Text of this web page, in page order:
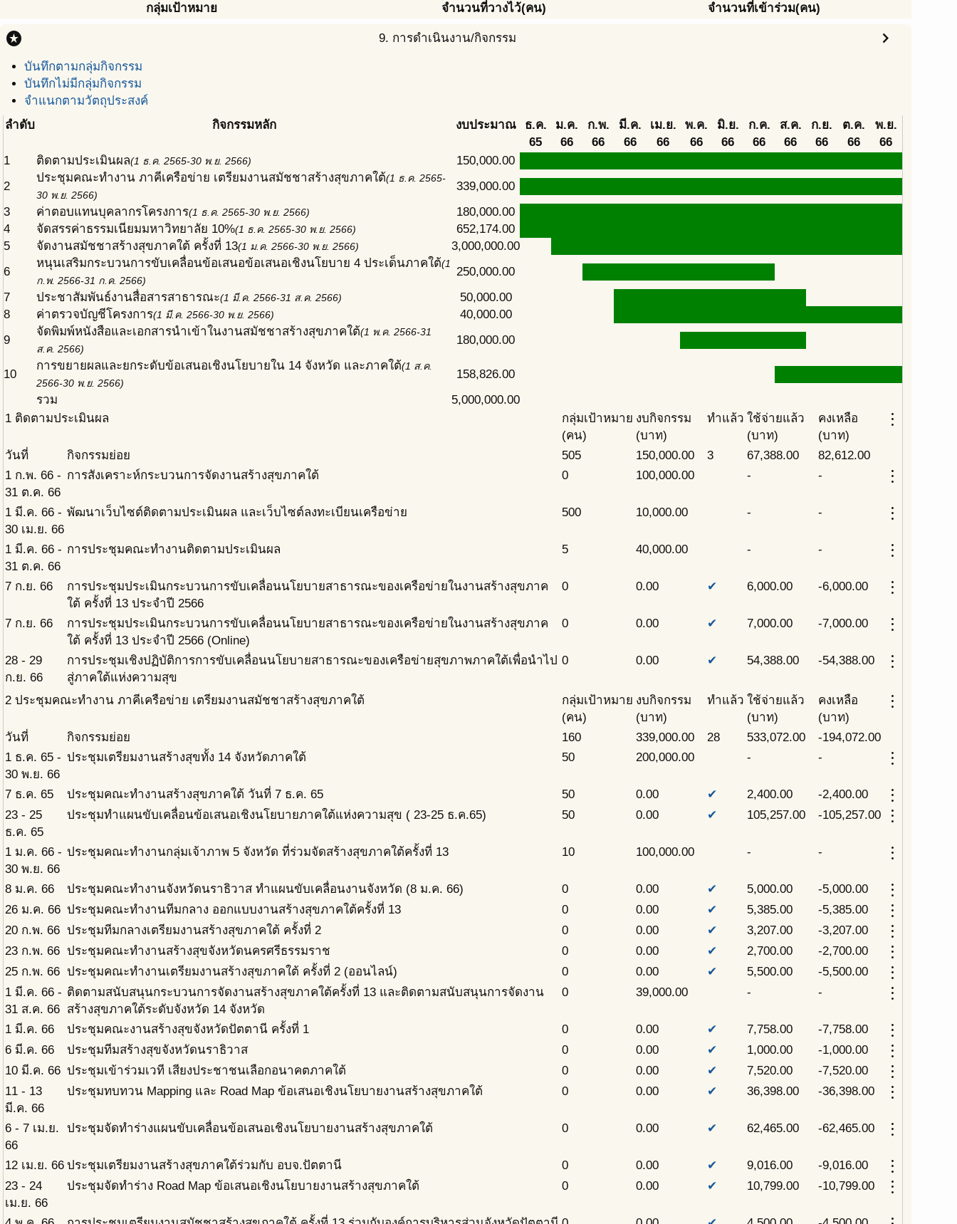
กลุ่มเป้าหมาย
จำนวนที่วางไว้(คน) จำนวนที่เข้าร่วม(คน)
stars 9. การดำเนินงาน/กิจกรรม chevron_right
บันทึกตามกลุ่มกิจกรรม
บันทึกไม่มีกลุ่มกิจกรรม
จำแนกตามวัตถุประสงค์
ลำดับ
กิจกรรมหลัก งบประมาณ
ธ.ค.
65
ม.ค.
66
ก.พ.
66
มี.ค.
66
เม.ย.
66
พ.ค.
66
มิ.ย.
66
ก.ค.
66
ส.ค.
66
ก.ย.
66
ต.ค.
66
พ.ย.
66
1
ติดตามประเมินผล(1 ธ.ค. 2565-30 พ.ย. 2566)
150,000.00
2
ประชุมคณะทำงาน ภาคีเครือข่าย เตรียมงานสมัชชาสร้างสุขภาคใต้(1 ธ.ค. 2565-
30 พ.ย. 2566)
339,000.00
3
ค่าตอบแทนบุคลากรโครงการ(1 ธ.ค. 2565-30 พ.ย. 2566)
180,000.00
4
จัดสรรค่าธรรมเนียมมหาวิทยาลัย 10%(1 ธ.ค. 2565-30 พ.ย. 2566)
652,174.00
5
จัดงานสมัชชาสร้างสุขภาคใต้ ครั้งที่ 13(1 ม.ค. 2566-30 พ.ย. 2566)
3,000,000.00
6
หนุนเสริมกระบวนการขับเคลื่อนข้อเสนอข้อเสนอเชิงนโยบาย 4 ประเด็นภาคใต้(1
ก.พ. 2566-31 ก.ค. 2566)
250,000.00
7
ประชาสัมพันธ์งานสื่อสารสาธารณะ(1 มี.ค. 2566-31 ส.ค. 2566)
50,000.00
8
ค่าตรวจบัญชีโครงการ(1 มี.ค. 2566-30 พ.ย. 2566)
40,000.00
9
จัดพิมพ์หนังสือและเอกสารนำเข้าในงานสมัชชาสร้างสุขภาคใต้(1 พ.ค. 2566-31
ส.ค. 2566)
180,000.00
10
การขยายผลและยกระดับข้อเสนอเชิงนโยบายใน 14 จังหวัด และภาคใต้(1 ส.ค.
2566-30 พ.ย. 2566)
158,826.00
รวม
5,000,000.00
1 ติดตามประเมินผล
กลุ่มเป้าหมาย
(คน)
งบกิจกรรม
(บาท)
ทำแล้ว ใช้จ่ายแล้ว
(บาท)
คงเหลือ
(บาท)
more_vert
วันที่ กิจกรรมย่อย 505 150,000.00 3 67,388.00
82,612.00
1 ก.พ. 66 -
31 ต.ค. 66
การสังเคราะห์กระบวนการจัดงานสร้างสุขภาคใต้ 0 100,000.00 - - more_vert
1 มี.ค. 66 -
30 เม.ย. 66
พัฒนาเว็บไซต์ติดตามประเมินผล และเว็บไซต์ลงทะเบียนเครือข่าย 500 10,000.00 - - more_vert
1 มี.ค. 66 -
31 ต.ค. 66
การประชุมคณะทำงานติดตามประเมินผล 5 40,000.00 - - more_vert
7 ก.ย. 66
การประชุมประเมินกระบวนการขับเคลื่อนนโยบายสาธารณะของเครือข่ายในงานสร้างสุขภาค
ใต้ ครั้งที่ 13 ประจำปี 2566
0 0.00 ✔ 6,000.00 -6,000.00 more_vert
7 ก.ย. 66
การประชุมประเมินกระบวนการขับเคลื่อนนโยบายสาธารณะของเครือข่ายในงานสร้างสุขภาค
ใต้ ครั้งที่ 13 ประจำปี 2566 (Online)
0 0.00 ✔ 7,000.00 -7,000.00 more_vert
28 - 29
ก.ย. 66
การประชุมเชิงปฏิบัติการการขับเคลื่อนนโยบายสาธารณะของเครือข่ายสุขภาพภาคใต้เพื่อนำไป
สู่ภาคใต้แห่งความสุข
0 0.00 ✔ 54,388.00 -54,388.00 more_vert
2 ประชุมคณะทำงาน ภาคีเครือข่าย เตรียมงานสมัชชาสร้างสุขภาคใต้
กลุ่มเป้าหมาย
(คน)
งบกิจกรรม
(บาท)
ทำแล้ว ใช้จ่ายแล้ว
(บาท)
คงเหลือ
(บาท)
more_vert
วันที่ กิจกรรมย่อย 160 339,000.00 28 533,072.00
-194,072.00
1 ธ.ค. 65 -
30 พ.ย. 66
ประชุมเตรียมงานสร้างสุขทั้ง 14 จังหวัดภาคใต้ 50 200,000.00 - - more_vert
7 ธ.ค. 65 ประชุมคณะทำงานสร้างสุขภาคใต้ วันที่ 7 ธ.ค. 65 50 0.00 ✔ 2,400.00 -2,400.00 more_vert
23 - 25
ธ.ค. 65
ประชุมทำแผนขับเคลื่อนข้อเสนอเชิงนโยบายภาคใต้แห่งความสุข ( 23-25 ธ.ค.65) 50 0.00 ✔ 105,257.00 -105,257.00 more_vert
1 ม.ค. 66 -
30 พ.ย. 66
ประชุมคณะทำงานกลุ่มเจ้าภาพ 5 จังหวัด ที่ร่วมจัดสร้างสุขภาคใต้ครั้งที่ 13 10 100,000.00 - - more_vert
8 ม.ค. 66 ประชุมคณะทำงานจังหวัดนราธิวาส ทำแผนขับเคลื่อนงานจังหวัด (8 ม.ค. 66) 0 0.00 ✔ 5,000.00 -5,000.00 more_vert
26 ม.ค. 66 ประชุมคณะทำงานทีมกลาง ออกแบบงานสร้างสุขภาคใต้ครั้งที่ 13 0 0.00 ✔ 5,385.00 -5,385.00 more_vert
20 ก.พ. 66 ประชุมทีมกลางเตรียมงานสร้างสุขภาคใต้ ครั้งที่ 2 0 0.00 ✔ 3,207.00 -3,207.00 more_vert
23 ก.พ. 66 ประชุมคณะทำงานสร้างสุขจังหวัดนครศรีธรรมราช 0 0.00 ✔ 2,700.00 -2,700.00 more_vert
25 ก.พ. 66 ประชุมคณะทำงานเตรียมงานสร้างสุขภาคใต้ ครั้งที่ 2 (ออนไลน์) 0 0.00 ✔ 5,500.00 -5,500.00 more_vert
1 มี.ค. 66 -
31 ส.ค. 66
ติดตามสนับสนุนกระบวนการจัดงานสร้างสุขภาคใต้ครั้งที่ 13 และติดตามสนับสนุนการจัดงาน
สร้างสุขภาคใต้ระดับจังหวัด 14 จังหวัด
0 39,000.00 - - more_vert
1 มี.ค. 66 ประชุมคณะงานสร้างสุขจังหวัดปัตตานี ครั้งที่ 1 0 0.00 ✔ 7,758.00 -7,758.00 more_vert
6 มี.ค. 66 ประชุมทีมสร้างสุขจังหวัดนราธิวาส 0 0.00 ✔ 1,000.00 -1,000.00 more_vert
10 มี.ค. 66 ประชุมเข้าร่วมเวที เสียงประชาชนเลือกอนาคตภาคใต้ 0 0.00 ✔ 7,520.00 -7,520.00 more_vert
11 - 13
มี.ค. 66
ประชุมทบทวน Mapping และ Road Map ข้อเสนอเชิงนโยบายงานสร้างสุขภาคใต้ 0 0.00 ✔ 36,398.00 -36,398.00 more_vert
6 - 7 เม.ย.
66
ประชุมจัดทำร่างแผนขับเคลื่อนข้อเสนอเชิงนโยบายงานสร้างสุขภาคใต้ 0 0.00 ✔ 62,465.00 -62,465.00 more_vert
12 เม.ย. 66 ประชุมเตรียมงานสร้างสุขภาคใต้ร่วมกับ อบจ.ปัตตานี 0 0.00 ✔ 9,016.00 -9,016.00 more_vert
23 - 24
เม.ย. 66
ประชุมจัดทำร่าง Road Map ข้อเสนอเชิงนโยบายงานสร้างสุขภาคใต้ 0 0.00 ✔ 10,799.00 -10,799.00 more_vert